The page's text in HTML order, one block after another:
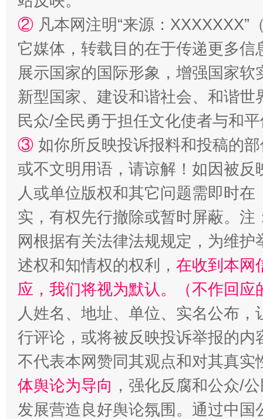
② 凡本网注明“来源：
它媒体，转载目的在于传递更多
展示国家的国际形象，增强国家
新型国家、建设和谐社会、和谐
民众/全民勇于担任文化使者与和
③ 如你所反映投诉报料和投稿的
或不文明用语，请谅解！如因被
人或单位版权和其它问题需即时在
实，有权先行撤除或暂时屏蔽。
网根据有关法律法规规定，为维
述权和知情权的权利， 在收到本网
应，我们将视为默认。（不作回应
人姓名、地址、单位、实名公布
行评论，或将被反映投诉举报的
不代表本网赞同其观点和对其真实
体舆论为导向 ，强化反腐和公众/
发展营造良好舆论氛围。通过中